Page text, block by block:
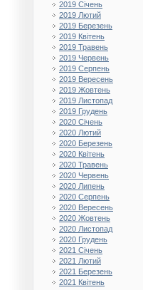
2019 Січень
2019 Лютий
2019 Березень
2019 Квітень
2019 Травень
2019 Червень
2019 Серпень
2019 Вересень
2019 Жовтень
2019 Листопад
2019 Грудень
2020 Січень
2020 Лютий
2020 Березень
2020 Квітень
2020 Травень
2020 Червень
2020 Липень
2020 Серпень
2020 Вересень
2020 Жовтень
2020 Листопад
2020 Грудень
2021 Січень
2021 Лютий
2021 Березень
2021 Квітень